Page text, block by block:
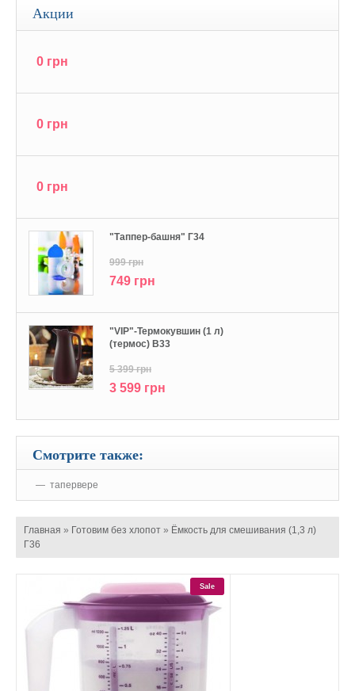
Акции
0 грн
0 грн
0 грн
"Tаппер-башня" Г34
999 грн
749 грн
"VIP"-Термокувшин (1 л)
(термос) В33
5 399 грн
3 599 грн
Смотрите также:
тапервере
Главная » Готовим без хлопот » Ёмкость для смешивания (1,3 л)
Г36
Sale